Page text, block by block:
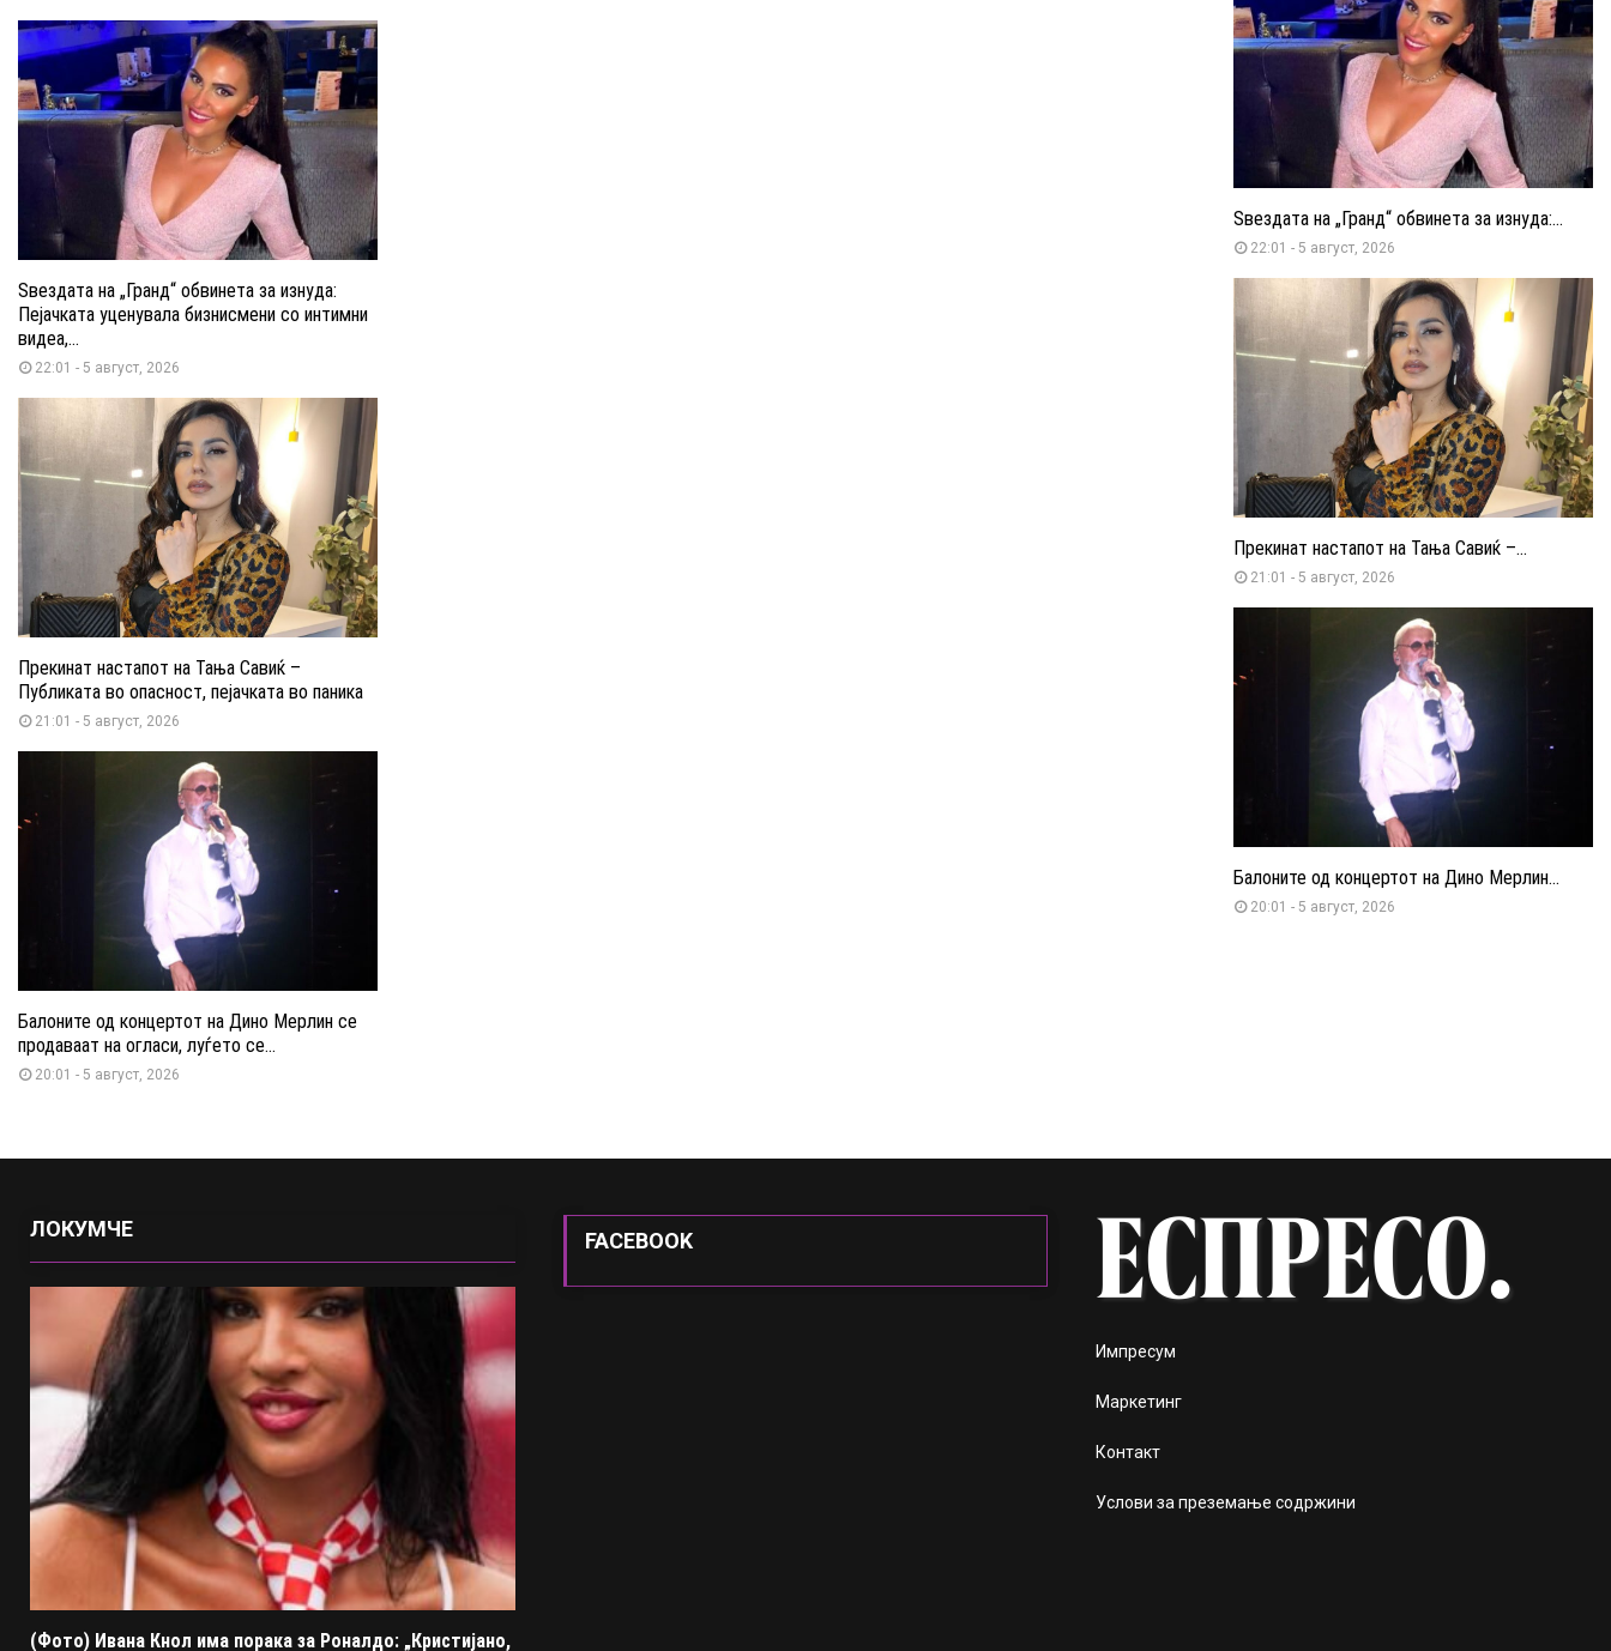
Ѕвездата на „Гранд“ обвинета за изнуда:
Пејачката уценувала бизнисмени со интимни
видеа,...
22:01 - 5 август, 2026
Прекинат настапот на Тања Савиќ –
Публиката во опасност, пејачката во паника
21:01 - 5 август, 2026
Балоните од концертот на Дино Мерлин се
продаваат на огласи, луѓето се...
20:01 - 5 август, 2026
Ѕвездата на „Гранд“ обвинета за изнуда:...
22:01 - 5 август, 2026
Прекинат настапот на Тања Савиќ –...
21:01 - 5 август, 2026
Балоните од концертот на Дино Мерлин...
20:01 - 5 август, 2026
ЛОКУМЧЕ
(Фото) Ивана Кнол има порака за Роналдо: „Кристијано,
FACEBOOK
Импресум
Маркетинг
Контакт
Услови за преземање содржини